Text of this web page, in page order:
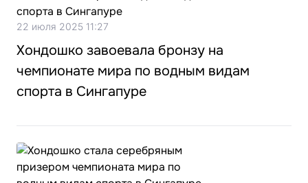
22 июля 2025 11:27
Хондошко завоевала бронзу на
чемпионате мира по водным видам
спорта в Сингапуре